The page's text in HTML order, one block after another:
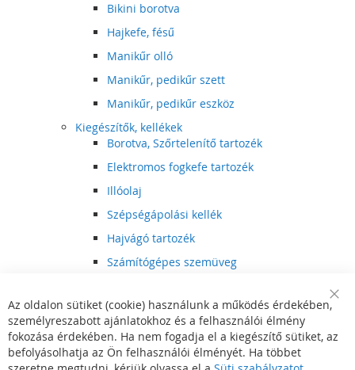
Bikini borotva
Hajkefe, fésű
Manikűr olló
Manikűr, pedikűr szett
Manikűr, pedikűr eszköz
Kiegészítők, kellékek
Borotva, Szőrtelenítő tartozék
Elektromos fogkefe tartozék
Illóolaj
Szépségápolási kellék
Hajvágó tartozék
Számítógépes szemüveg
Hajvágó kiegészítő
Szórakoztató elektronika
Multimédia
DVD, BluRay lejátszó
Bar
Az oldalon sütiket (cookie) használunk a működés érdekében,
személyreszabott ajánlatokhoz és a felhasználói élmény
fokozása érdekében. Ha nem fogadja el a kiegészítő sütiket, az
befolyásolhatja az Ön felhasználói élményét. Ha többet